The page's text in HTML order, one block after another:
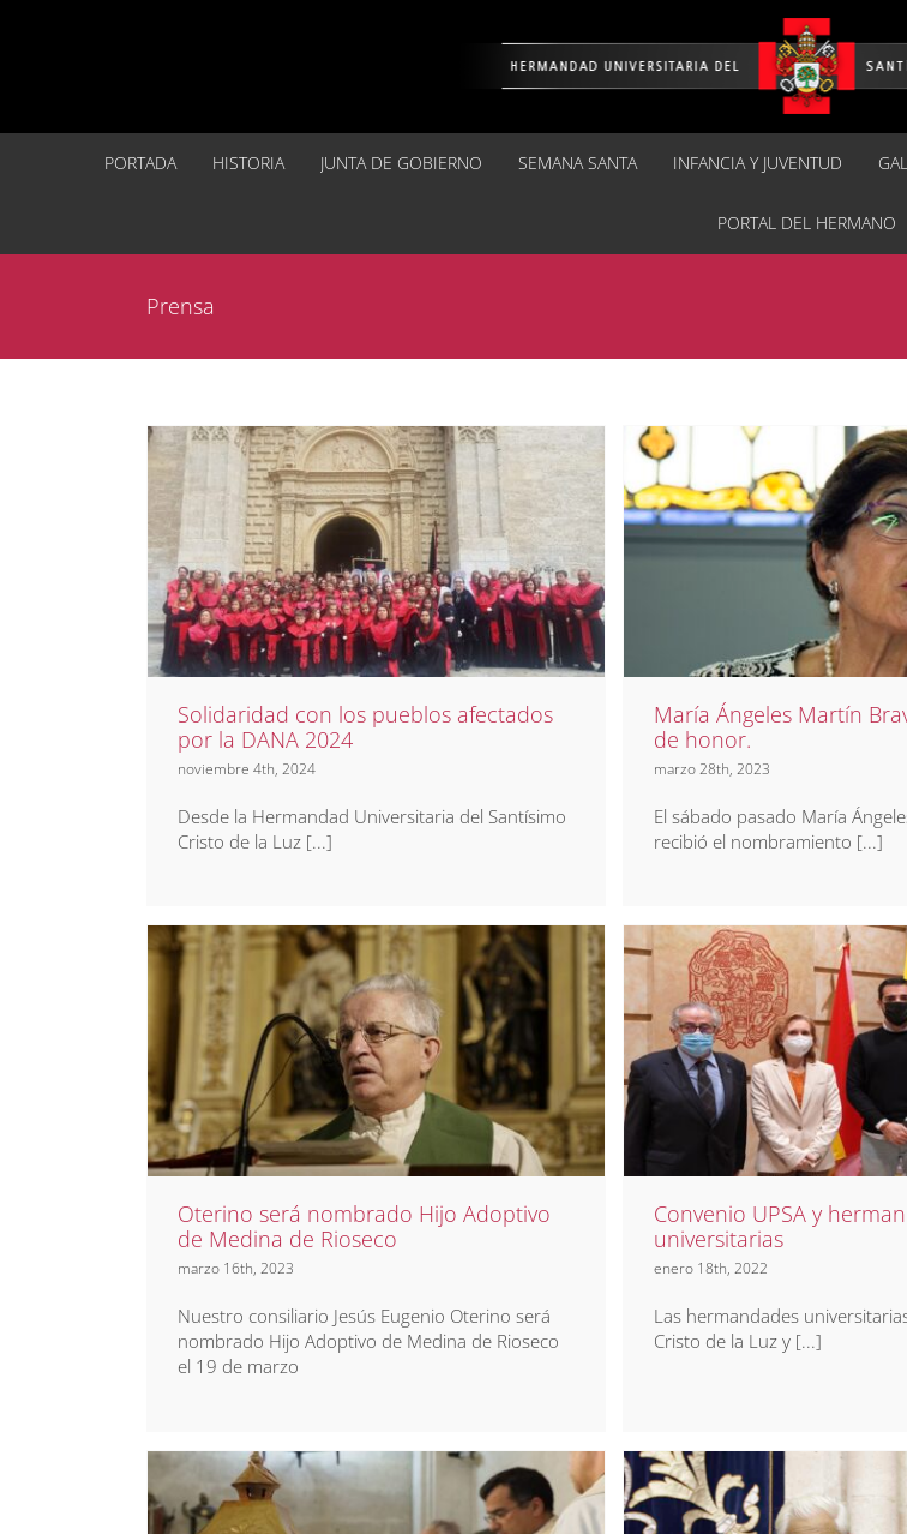
PORTADA HISTORIA JUNTA DE GOBIERNO SEMANA SANTA INFANCIA Y JUVENTUD
PORTAL DEL HERMANO
Prensa
Solidaridad con los pueblos
afectados por la DANA 2024
Noticias Prensa
Solidaridad con los pueblos afectados
por la DANA 2024
noviembre 4th, 2024
Desde la Hermandad Universitaria del Santísimo
Cristo de la Luz [...]
María Ángeles
hermana de
Noticias Prensa
María Ángeles Martín
de honor.
marzo 28th, 2023
El sábado pasado María
recibió el nombramiento [...]
Oterino será nombrado Hijo
Adoptivo de Medina de
Rioseco
Noticias Prensa
Oterino será nombrado Hijo Adoptivo
de Medina de Rioseco
marzo 16th, 2023
Nuestro consiliario Jesús Eugenio Oterino será
nombrado Hijo Adoptivo de Medina de Rioseco
el 19 de marzo
Convenio
hermandades
Noticias Prensa
Convenio UPSA y
universitarias
enero 18th, 2022
Las hermandades
Cristo de la Luz y [...]